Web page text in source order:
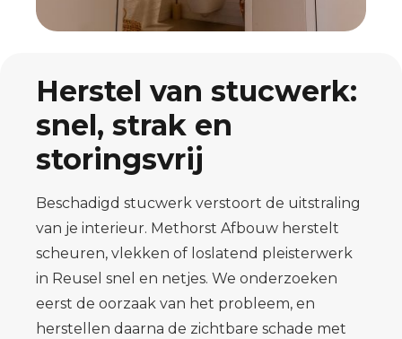
Herstel van stucwerk:
snel, strak en
storingsvrij
Beschadigd stucwerk verstoort de uitstraling
van je interieur. Methorst Afbouw herstelt
scheuren, vlekken of loslatend pleisterwerk
in Reusel snel en netjes. We onderzoeken
eerst de oorzaak van het probleem, en
herstellen daarna de zichtbare schade met